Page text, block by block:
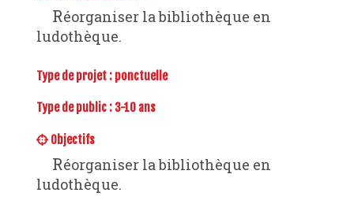
Réorganiser la bibliothèque en
ludothèque.
Type de projet : ponctuelle
Type de public : 3-10 ans
Objectifs
Réorganiser la bibliothèque en
ludothèque.